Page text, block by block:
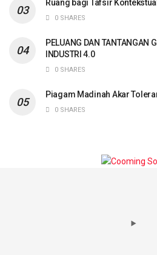
Ruang bagi Tafsir Kontekstual
0 SHARES
PELUANG DAN TANTANGAN
INDUSTRI 4.0
0 SHARES
Piagam Madinah Akar
0 SHARES